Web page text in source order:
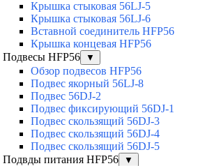
Крышка стыковая 56LJ-5
Крышка стыковая 56LJ-6
Вставной соединитель HFP56
Крышка концевая HFP56
Подвесы HFP56
▼
Обзор подвесов HFP56
Подвес якорный 56LJ-8
Подвес 56DJ-2
Подвес фиксирующий 56DJ-1
Подвес скользящий 56DJ-3
Подвес скользящий 56DJ-4
Подвес скользящий 56DJ-5
Подвды питания HFP56
▼